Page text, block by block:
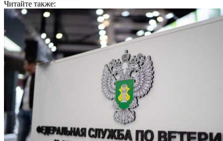
Читайте также: